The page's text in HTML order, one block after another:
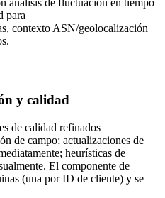
análisis de fluctuación en tiempo
para
contexto ASN/geolocalización
y calidad
de calidad refinados
de campo; actualizaciones de
heurísticas de
El componente de
(una por ID de cliente) y se